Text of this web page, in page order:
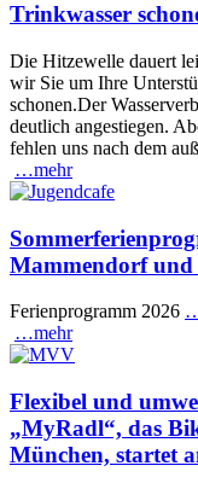
Trinkwasser
Die Hitzewelle dauert
wir Sie um Ihre
schonen.Der
deutlich angestiegen.
fehlen uns nach dem
…mehr
Mammendorf und
Ferienprogramm 2026
…mehr
Flexibel und
„MyRadl“, das
München, startet